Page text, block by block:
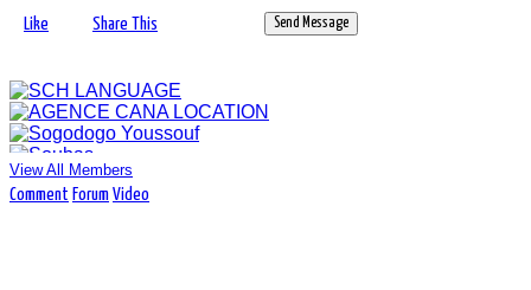
1 437visitors
Like Share This
Nov
Ouattara Issoufou
Ouattara Issoufou
Bâtiment / Travaux publics
Abidjan, Côte d'Ivoire
Lidercontab
Modèle: V4 ou V6
Nombre Airbag: 5
Transmission: Manuel
Carburant: Essence
Vendeur: Propriétaire
Etat: Neuf
Nombre de vitesse: 7..
Like Share This Send Message
View All Members
Comment Forum Video